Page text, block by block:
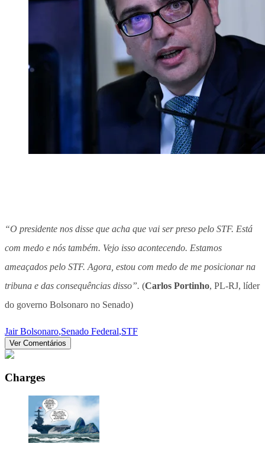
“O presidente nos disse que acha que vai ser preso pelo STF. Está
com medo e nós também. Vejo isso acontecendo. Estamos
ameaçados pelo STF. Agora, estou com medo de me posicionar na
tribuna e das consequências disso”. (Carlos Portinho, PL-RJ, líder
do governo Bolsonaro no Senado)
Jair Bolsonaro,Senado Federal,STF
Ver Comentários
Charges